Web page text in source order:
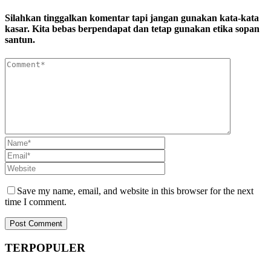
Silahkan tinggalkan komentar tapi jangan gunakan kata-kata
kasar. Kita bebas berpendapat dan tetap gunakan etika sopan
santun.
Save my name, email, and website in this browser for the next
time I comment.
TERPOPULER